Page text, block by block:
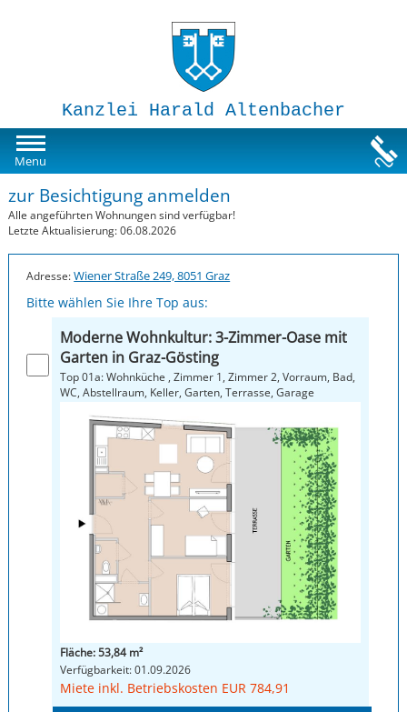
Kanzlei Harald Altenbacher
Menu
Susi-Sorglos Anlegerwohnungen
Impressum
zur Besichtigung anmelden
Alle angeführten Wohnungen sind verfügbar!
Letzte Aktualisierung: 06.08.2026
Adresse:Wiener Straße 249, 8051 Graz
Bitte wählen Sie Ihre Top aus:
Moderne Wohnkultur: 3-Zimmer-Oase mit
Garten in Graz-Gösting
Top 01a: Wohnküche , Zimmer 1, Zimmer 2, Vorraum, Bad,
WC, Abstellraum, Keller, Garten, Terrasse, Garage
Fläche: 53,84 m²
Verfügbarkeit: 01.09.2026
Miete inkl. Betriebskosten EUR 784,91